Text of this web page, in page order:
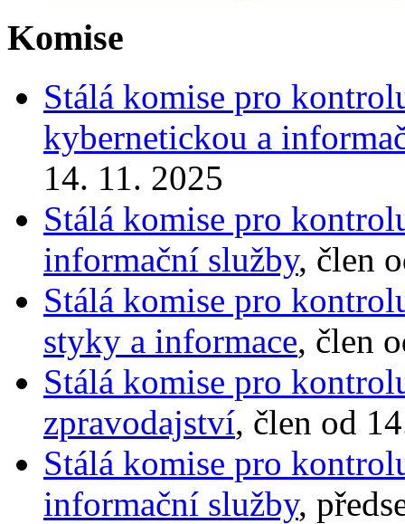
Komise
Stálá komise pro
kybernetickou a
14. 11. 2025
Stálá komise pro
informační služby, člen
Stálá komise pro
styky a informace, člen
Stálá komise pro
zpravodajství, člen od
Stálá komise pro
informační služby,